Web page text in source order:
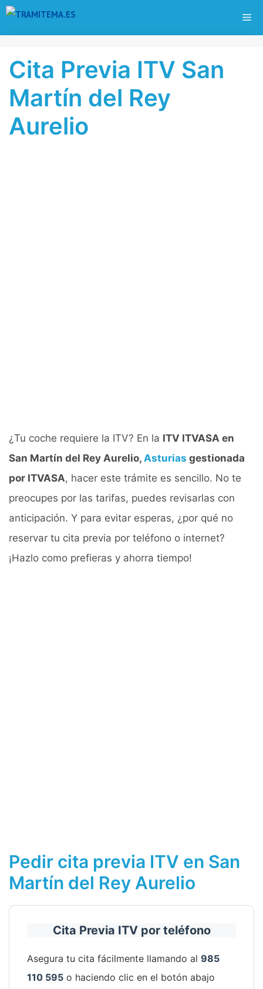
Saltar
Cita Previa ITV San
Martín del Rey
Aurelio
¿Tu coche requiere la ITV? En la ITV ITVASA en
San Martín del Rey Aurelio, Asturias gestionada
por ITVASA, hacer este trámite es sencillo. No te
preocupes por las tarifas, puedes revisarlas con
anticipación. Y para evitar esperas, ¿por qué no
reservar tu cita previa por teléfono o internet?
¡Hazlo como prefieras y ahorra tiempo!
Pedir cita previa ITV en San
Martín del Rey Aurelio
Cita Previa ITV por teléfono
Asegura tu cita fácilmente llamando al 985
110 595 o haciendo clic en el botón abajo